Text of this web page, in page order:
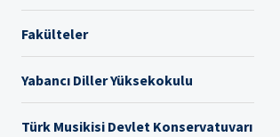
Fakülteler
Yabancı Diller Yüksekokulu
Türk Musikisi Devlet Konservatuvarı